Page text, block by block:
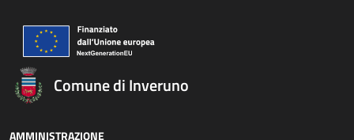
Comune di Inveruno
AMMINISTRAZIONE